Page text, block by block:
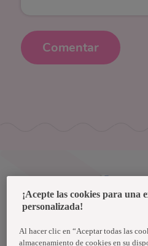
Comentar
Términos y
¡Acepte las cookies para una
personalizada!
Al hacer clic en “Aceptar todas las
almacenamiento de cookies en su